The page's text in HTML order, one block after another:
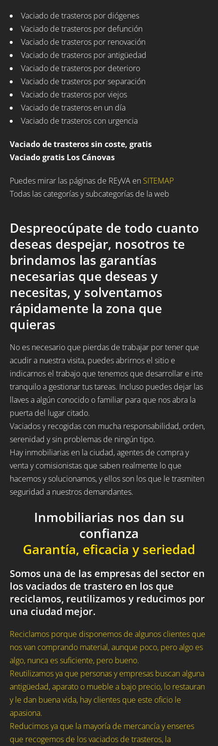
Vaciado de trasteros por diógenes
Vaciado de trasteros por defunción
Vaciado de trasteros por renovación
Vaciado de trasteros por antigüedad
Vaciado de trasteros por deterioro
Vaciado de trasteros por separación
Vaciado de trasteros por viejos
Vaciado de trasteros en un día
Vaciado de trasteros con urgencia
Vaciado de trasteros sin coste, gratis
Vaciado gratis Los Cánovas
Puedes mirar las páginas de REyVA en SITEMAP
Todas las categorías y subcategorías de la web
Despreocúpate de todo cuanto
deseas despejar, nosotros te
brindamos las garantías
necesarias que deseas y
necesitas, y solventamos
rápidamente la zona que
quieras
No es necesario que pierdas de trabajar por tener que
acudir a nuestra visita, puedes abrirnos el sitio e
indicarnos el trabajo que tenemos que desarrollar e irte
tranquilo a gestionar tus tareas. Incluso puedes dejar las
llaves a algún conocido o familiar para que nos abra la
puerta del lugar citado.
Vaciados y recogidas con mucha responsabilidad, orden,
serenidad y sin problemas de ningún tipo.
Hay inmobiliarias en la ciudad, agentes de compra y
venta y comisionistas que saben realmente lo que
hacemos y solucionamos, y ellos son los que le trasmiten
seguridad a nuestros demandantes.
Inmobiliarias nos dan su
confianza
Garantía, eficacia y seriedad
Somos una de las empresas del sector en
los vaciados de trastero en los que
reciclamos, reutilizamos y reducimos por
una ciudad mejor.
Reciclamos porque disponemos de algunos clientes que
nos van comprando material, aunque poco, pero algo es
algo, nunca es suficiente, pero bueno.
Reutilizamos ya que personas y empresas buscan alguna
antigüedad, aparato o mueble a bajo precio, lo restauran
y le dan buena vida, hay clientes que este oficio le
apasiona.
Reducimos ya que la mayoría de mercancía y enseres
que recogemos de los vaciados de trasteros, la